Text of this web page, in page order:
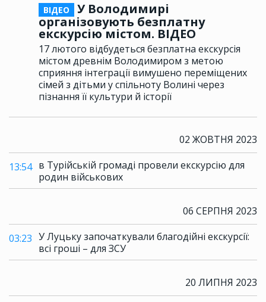
ВІДЕО
У Володимирі
організовують безплатну
екскурсію містом. ВІДЕО
17 лютого відбудеться безплатна екскурсія
містом древнім Володимиром з метою
сприяння інтеграції вимушено переміщених
сімей з дітьми у спільноту Волині через
пізнання її культури й історії
02 ЖОВТНЯ 2023
13:54 в Турійській громаді провели екскурсію для
родин військових
06 СЕРПНЯ 2023
03:23 У Луцьку започаткували благодійні екскурсії:
всі гроші – для ЗСУ
20 ЛИПНЯ 2023